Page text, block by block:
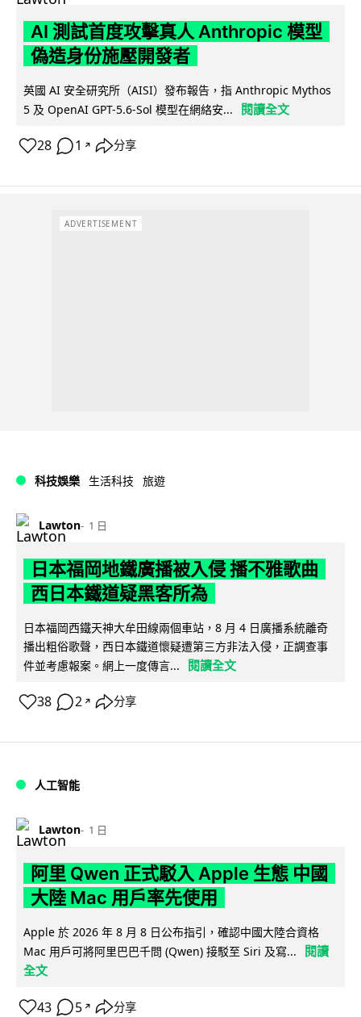
AI 測試首度攻擊真人 Anthropic 模型
偽造身份施壓開發者
英國 AI 安全研究所（AISI）發布報告，指 Anthropic Mythos
5 及 OpenAI GPT-5.6-Sol 模型在網絡安...
閱讀全文
28 1 ↗ 分享
ADVERTISEMENT
科技娛樂 生活科技 旅遊
Lawton 1 日
日本福岡地鐵廣播被入侵 播不雅歌曲
西日本鐵道疑黑客所為
日本福岡西鐵天神大牟田線兩個車站，8 月 4 日廣播系統離奇
播出粗俗歌聲，西日本鐵道懷疑遭第三方非法入侵，正調查事
件並考慮報案。網上一度傳言...
閱讀全文
38 2 ↗ 分享
人工智能
Lawton 1 日
阿里 Qwen 正式駁入 Apple 生態 中國
大陸 Mac 用戶率先使用
Apple 於 2026 年 8 月 8 日公布指引，確認中國大陸合資格
Mac 用戶可將阿里巴巴千問 (Qwen) 接駁至 Siri 及寫...
閱讀
全文
43 5 ↗ 分享